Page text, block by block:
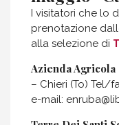
I visitatori che lo
prenotazione
alla selezione di
Azienda Agricola
– Chieri (To) Tel/
e-mail: